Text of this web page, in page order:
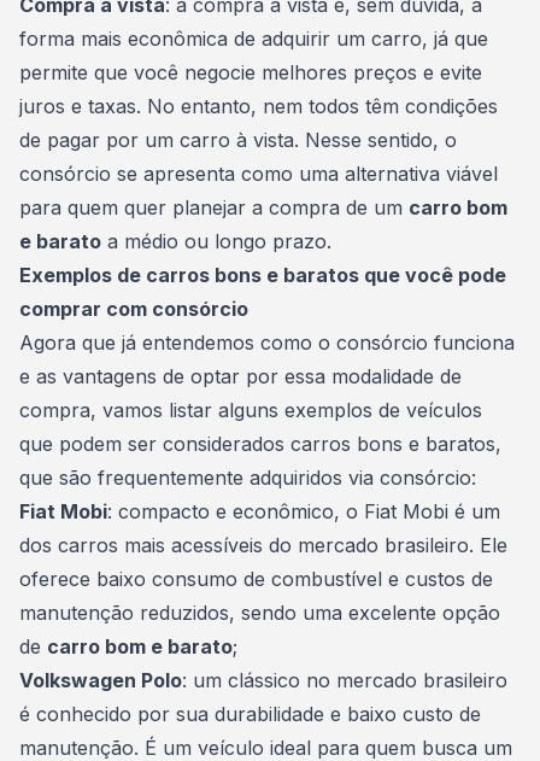
Compra à vista: a compra à vista é, sem dúvida, a
forma mais econômica de adquirir um carro, já que
permite que você negocie melhores preços e evite
juros e taxas. No entanto, nem todos têm condições
de pagar por um carro à vista. Nesse sentido, o
consórcio se apresenta como uma alternativa viável
para quem quer planejar a compra de um carro bom
e barato a médio ou longo prazo.
Exemplos de carros bons e baratos que você pode
comprar com consórcio
Agora que já entendemos como o consórcio funciona
e as vantagens de optar por essa modalidade de
compra, vamos listar alguns exemplos de veículos
que podem ser considerados carros bons e baratos,
que são frequentemente adquiridos via consórcio:
Fiat Mobi: compacto e econômico, o Fiat Mobi é um
dos carros mais acessíveis do mercado brasileiro. Ele
oferece baixo consumo de combustível e custos de
manutenção reduzidos, sendo uma excelente opção
de carro bom e barato;
Volkswagen Polo: um clássico no mercado brasileiro
é conhecido por sua durabilidade e baixo custo de
manutenção. É um veículo ideal para quem busca um